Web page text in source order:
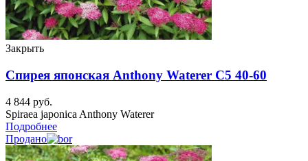
Закрыть
Спирея японская Anthony Waterer C5 40-60
4 844 руб.
Spiraea japonica Anthony Waterer
Подробнее
Продано